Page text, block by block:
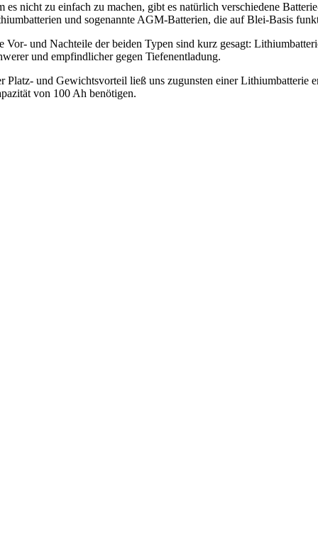
es nicht zu einfach zu machen, gibt es natürlich verschiedene
und sogenannte AGM-Batterien, die auf Blei-Basis
Vor- und Nachteile der beiden Typen sind kurz gesagt:
und empfindlicher gegen Tiefenentladung.
Platz- und Gewichtsvorteil ließ uns zugunsten einer Lithiumbatterie
von 100 Ah benötigen.